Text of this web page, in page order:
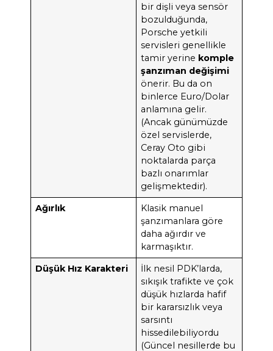
bir dişli veya sensör
bozulduğunda,
Porsche yetkili
servisleri genellikle
tamir yerine komple
şanzıman değişimi
önerir. Bu da on
binlerce Euro/Dolar
anlamına gelir.
(Ancak günümüzde
özel servislerde,
Ceray Oto gibi
noktalarda parça
bazlı onarımlar
gelişmektedir).
Ağırlık
Klasik manuel
şanzımanlara göre
daha ağırdır ve
karmaşıktır.
Düşük Hız Karakteri
İlk nesil PDK’larda,
sıkışık trafikte ve çok
düşük hızlarda hafif
bir kararsızlık veya
sarsıntı
hissedilebiliyordu
(Güncel nesillerde bu